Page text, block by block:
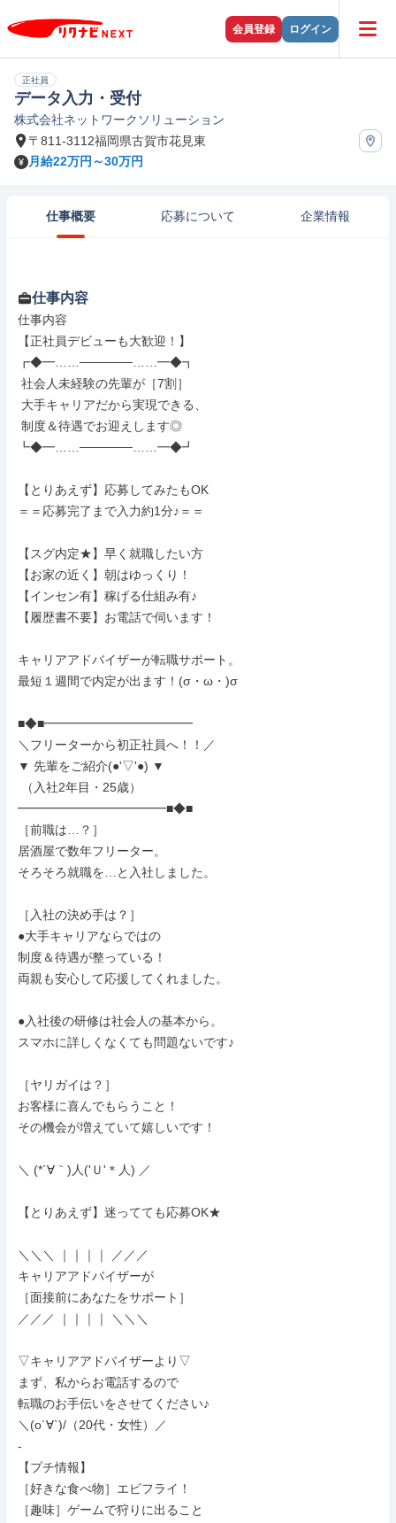
会員登録 ログイン
正社員
データ入力・受付
株式会社ネットワークソリューション
〒811-3112福岡県古賀市花見東
月給22万円～30万円
仕事概要 応募について 企業情報
仕事内容
仕事内容
【正社員デビューも大歓迎！】
┏◆━……──────……━◆┓
┗◆━……──────……━◆┛
【とりあえず】応募してみたもOK
＝＝応募完了まで入力約1分♪＝＝
【スグ内定★】早く就職したい方
【お家の近く】朝はゆっくり！
【インセン有】稼げる仕組み有♪
【履歴書不要】お電話で伺います！
キャリアアドバイザーが転職サポート。
最短１週間で内定が出ます！(σ・ω・)σ
■◆■━━━━━━━━━━━━
＼フリーターから初正社員へ！！／
▼ 先輩をご紹介(●'▽'●) ▼
━━━━━━━━━━━━■◆■
［前職は…？］
居酒屋で数年フリーター。
そろそろ就職を…と入社しました。
［入社の決め手は？］
●大手キャリアならではの
制度＆待遇が整っている！
両親も安心して応援してくれました。
●入社後の研修は社会人の基本から。
スマホに詳しくなくても問題ないです♪
［ヤリガイは？］
お客様に喜んでもらうこと！
その機会が増えていて嬉しいです！
＼ (*´∀｀)人('Ｕ'＊人) ／
【とりあえず】迷ってても応募OK★
＼＼＼ ｜｜｜｜ ／／／
キャリアアドバイザーが
［面接前にあなたをサポート］
／／／ ｜｜｜｜ ＼＼＼
▽キャリアアドバイザーより▽
まず、私からお電話するので
転職のお手伝いをさせてください♪
＼(o´∀`)/（20代・女性）／
-
【プチ情報】
［好きな食べ物］エビフライ！
［趣味］ゲームで狩りに出ること